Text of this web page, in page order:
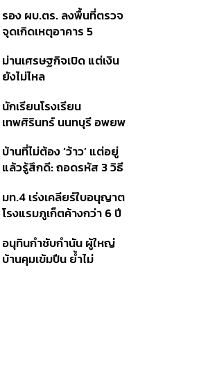
หลากหลายของวง
รอง ผบ.ตร. ลงพื้นที่ตรวจ
จุดเกิดเหตุอาคาร 5
ม่านเศรษฐกิจเปิด แต่เงิน
ยังไม่ไหล
นักเรียนโรงเรียน
เทพศิรินทร์ นนทบุรี อพยพ
ชั่วคราว หลังเหตุใช้อาวุธ
ปืนภายในโรงเรียน
บ้านที่ไม่ต้อง ‘ว้าว’ แต่อยู่
แล้วรู้สึกดี: ถอดรหัส 3 วิธี
Well-Being ในทุกวัน
มท.4 เร่งเคลียร์ใบอนุญาต
โรงแรมภูเก็ตค้างกว่า 6 ปี
โมเดลแก้ทั้งประเทศ
อนุทินกำชับกำนัน ผู้ใหญ่
บ้านคุมเข้มปืน ย้ำไม่